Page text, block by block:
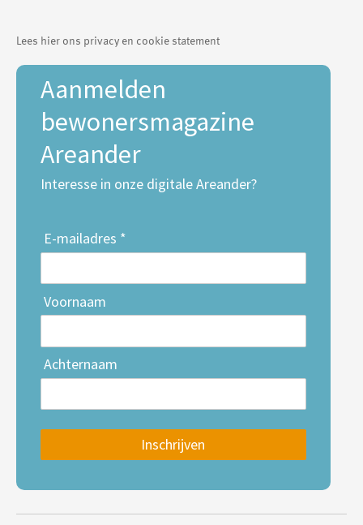
Lees hier ons privacy en cookie statement
Aanmelden
bewonersmagazine
Areander
Interesse in onze digitale Areander?
E-mailadres *
Voornaam
Achternaam
Inschrijven